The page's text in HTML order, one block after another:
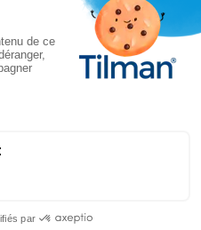
pas que dessolutions
pour vous aider à maîtriser